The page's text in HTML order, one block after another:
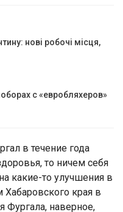
нові робочі місця,
с «евробляхеров»
в течение года
то ничем себя
какие-то улучшения в
края в
Фургала, наверное,